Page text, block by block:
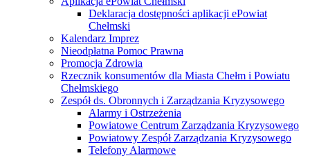
Deklaracja dostępności aplikacji ePowiat
Chełmski
Kalendarz Imprez
Nieodpłatna Pomoc Prawna
Promocja Zdrowia
Rzecznik konsumentów dla Miasta Chełm i Powiatu
Chełmskiego
Zespół ds. Obronnych i Zarządzania Kryzysowego
Alarmy i Ostrzeżenia
Powiatowe Centrum Zarządzania Kryzysowego
Powiatowy Zespół Zarządzania Kryzysowego
Telefony Alarmowe